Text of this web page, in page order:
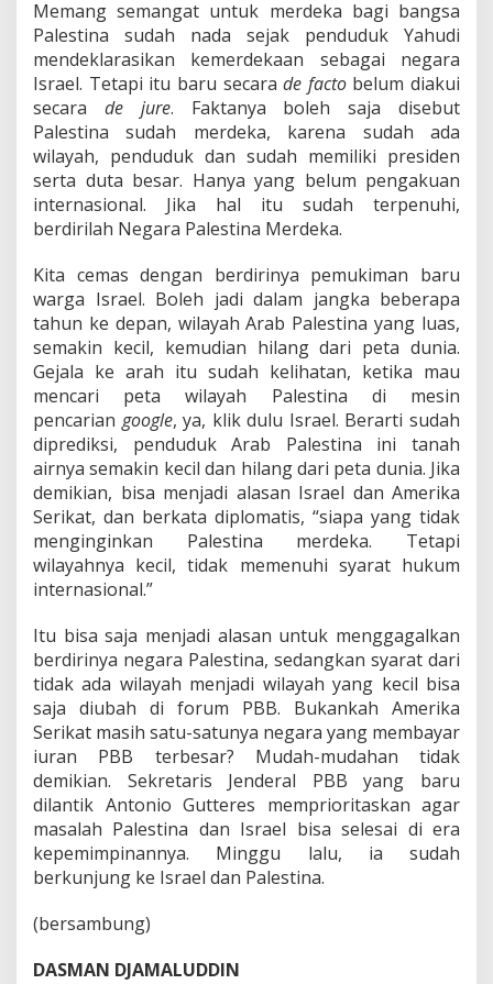
Memang semangat untuk merdeka bagi bangsa
Palestina sudah nada sejak penduduk Yahudi
mendeklarasikan kemerdekaan sebagai negara
Israel. Tetapi itu baru secarade factobelum diakui
secara de jure. Faktanya boleh saja disebut
Palestina sudah merdeka, karena sudah ada
wilayah, penduduk dan sudah memiliki presiden
serta duta besar. Hanya yang belum pengakuan
internasional. Jika hal itu sudah terpenuhi,
berdirilah Negara Palestina Merdeka.
Kita cemas dengan berdirinya pemukiman baru
warga Israel. Boleh jadi dalam jangka beberapa
tahun ke depan, wilayah Arab Palestina yang luas,
semakin kecil, kemudian hilang dari peta dunia.
Gejala ke arah itu sudah kelihatan, ketika mau
mencari peta wilayah Palestina di mesin
pencarian google, ya, klik dulu Israel. Berarti sudah
diprediksi, penduduk Arab Palestina ini tanah
airnya semakin kecil dan hilang dari peta dunia. Jika
demikian, bisa menjadi alasan Israel dan Amerika
Serikat, dan berkata diplomatis, “siapa yang tidak
menginginkan Palestina merdeka. Tetapi
wilayahnya kecil, tidak memenuhi syarat hukum
internasional.”
Itu bisa saja menjadi alasan untuk menggagalkan
berdirinya negara Palestina, sedangkan syarat dari
tidak ada wilayah menjadi wilayah yang kecil bisa
saja diubah di forum PBB. Bukankah Amerika
Serikat masih satu-satunya negara yang membayar
iuran PBB terbesar? Mudah-mudahan tidak
demikian. Sekretaris Jenderal PBB yang baru
dilantik Antonio Gutteres memprioritaskan agar
masalah Palestina dan Israel bisa selesai di era
kepemimpinannya. Minggu lalu, ia sudah
berkunjung ke Israel dan Palestina.
(bersambung)
DASMAN DJAMALUDDIN